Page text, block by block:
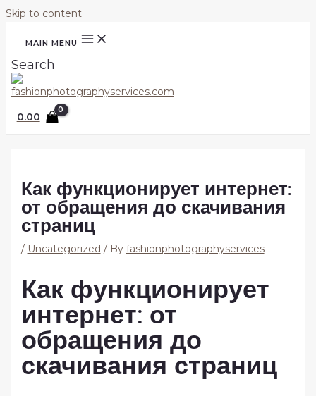
Skip to content
MAIN MENU
Search
0.00
Как функционирует интернет:
от обращения до скачивания
страниц
/ Uncategorized / By fashionphotographyservices
Как функционирует
интернет: от
обращения до
скачивания страниц